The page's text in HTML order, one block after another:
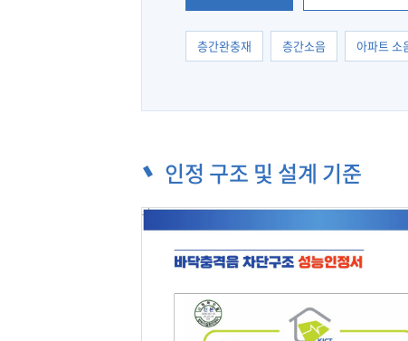
층간완충재 층간소음 아파트 소
인정 구조 및 설계 기준